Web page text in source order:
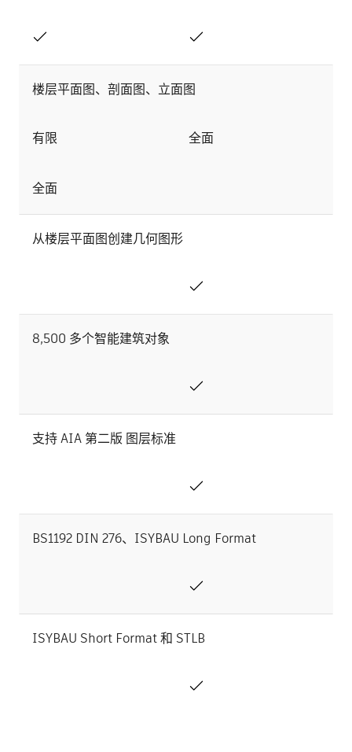
楼层平面图、剖面图、立面图
有限 全面
全面
从楼层平面图创建几何图形
8,500 多个智能建筑对象
支持 AIA 第二版 图层标准
BS1192 DIN 276、ISYBAU Long Format
ISYBAU Short Format 和 STLB